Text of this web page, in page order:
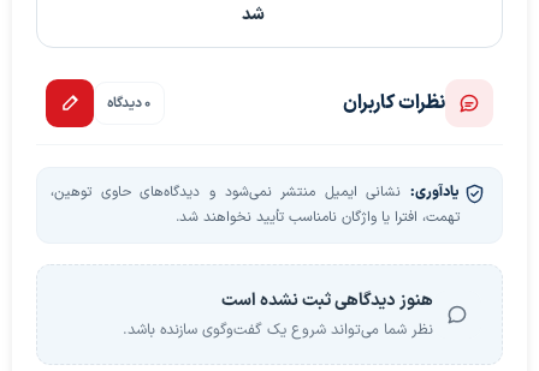
شد
نظرات کاربران 0 دیدگاه
یادآوری: نشانی ایمیل منتشر نمی‌شود و دیدگاه‌های حاوی توهین،
تهمت، افترا یا واژگان نامناسب تأیید نخواهند شد.
هنوز دیدگاهی ثبت نشده است
نظر شما می‌تواند شروع یک گفت‌وگوی سازنده باشد.